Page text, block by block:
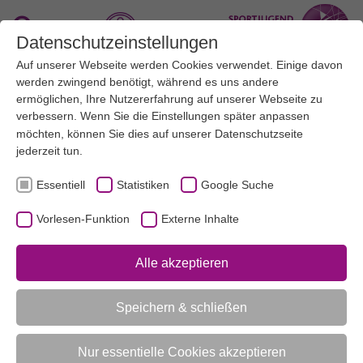
Zum Hauptinhalt springen
Suche
Menü
Broschüre Nachhaltigkeit
UNSERE THEMEN
KINDER- UND JUGENDFREIZEITEN
Vorlesen-Funktion aktivieren
Datenschutzeinstellungen
Auf unserer Webseite werden Cookies verwendet. Einige davon
werden zwingend benötigt, während es uns andere
ermöglichen, Ihre Nutzererfahrung auf unserer Webseite zu
verbessern. Wenn Sie die Einstellungen später anpassen
möchten, können Sie dies auf unserer Datenschutzseite
jederzeit tun.
Essentiell Statistiken Google Suche
Vorlesen-Funktion Externe Inhalte
Alle akzeptieren
Speichern & schließen
Nur essentielle Cookies akzeptieren